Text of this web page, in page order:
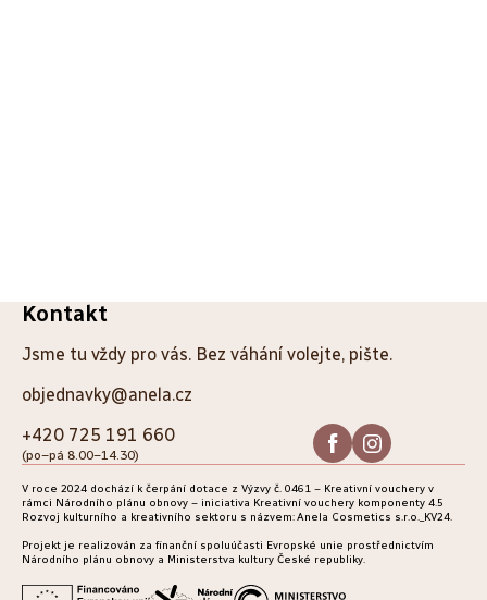
Kontakt
Jsme tu vždy pro vás. Bez váhání volejte, pište.
objednavky@anela.cz
+420 725 191 660
(po–pá 8.00–14.30)
V roce 2024 dochází k čerpání dotace z Výzvy č. 0461 – Kreativní vouchery v
rámci Národního plánu obnovy – iniciativa Kreativní vouchery komponenty 4.5
Rozvoj kulturního a kreativního sektoru s názvem: Anela Cosmetics s.r.o._KV24.
Projekt je realizován za finanční spoluúčasti Evropské unie prostřednictvím
Národního plánu obnovy a Ministerstva kultury České republiky.